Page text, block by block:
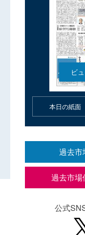
本日の紙面
過去市
過去市場
公式